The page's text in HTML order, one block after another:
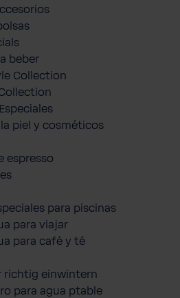
beber
Collection
piel y cosméticos
espresso
para piscinas
para viajar
para café y té
richtig einwintern
para agua ptable